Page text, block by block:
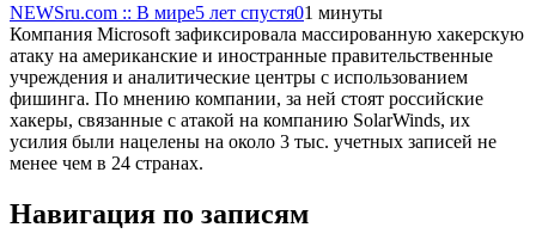
NEWSru.com :: В мире5 лет спустя01 минуты
Компания Microsoft зафиксировала массированную хакерскую
атаку на американские и иностранные правительственные
учреждения и аналитические центры с использованием
фишинга. По мнению компании, за ней стоят российские
хакеры, связанные с атакой на компанию SolarWinds, их
усилия были нацелены на около 3 тыс. учетных записей не
менее чем в 24 странах.
Навигация по записям